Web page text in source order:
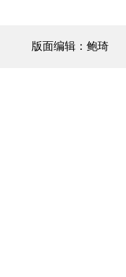
版面编辑：鲍琦